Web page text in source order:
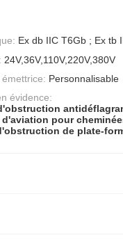
Ex db IIC T6Gb ; Ex tb
24V,36V,110V,220V,380V
Personnalisable
évidence:
d'aviation pour
de plate-